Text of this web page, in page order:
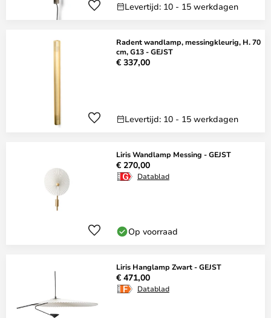
Levertijd: 10 - 15 werkdagen
Radent wandlamp, messingkleurig, H. 70
cm, G13 - GEJST
€ 337,00
Levertijd: 10 - 15 werkdagen
Liris Wandlamp Messing - GEJST
€ 270,00
Datablad
Op voorraad
Liris Hanglamp Zwart - GEJST
€ 471,00
Datablad